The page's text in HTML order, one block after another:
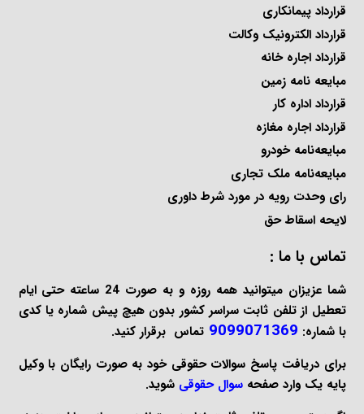
قرارداد پیمانکاری
قرارداد الکترونیک وکالت
قرارداد اجاره خانه
مبایعه نامه زمین
قرارداد اداره کار
قرارداد اجاره مغازه
مبایعه‌نامه خودرو
مبایعه‌نامه ملک تجاری
رای وحدت رویه در مورد شرط داوری
لایحه اسقاط حق
تماس با ما :
شما عزیزان میتوانید همه روزه و به صورت 24 ساعته حتی ایام
تعطیل از تلفن ثابت سراسر کشور بدون هیچ پیش شماره یا کدی
با شماره: 9099071369 تماس برقرار کنید.
برای دریافت پاسخ سوالات حقوقی خود به صورت رایگان با وکیل
پایه یک وارد صفحهسوال حقوقی شوید.